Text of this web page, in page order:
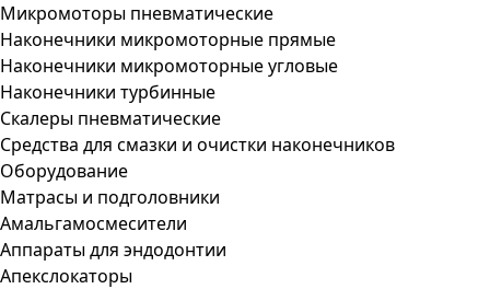
Микромоторы пневматические
Наконечники микромоторные прямые
Наконечники микромоторные угловые
Наконечники турбинные
Скалеры пневматические
Средства для смазки и очистки наконечников
Оборудование
Матрасы и подголовники
Амальгамосмесители
Аппараты для эндодонтии
Апекслокаторы